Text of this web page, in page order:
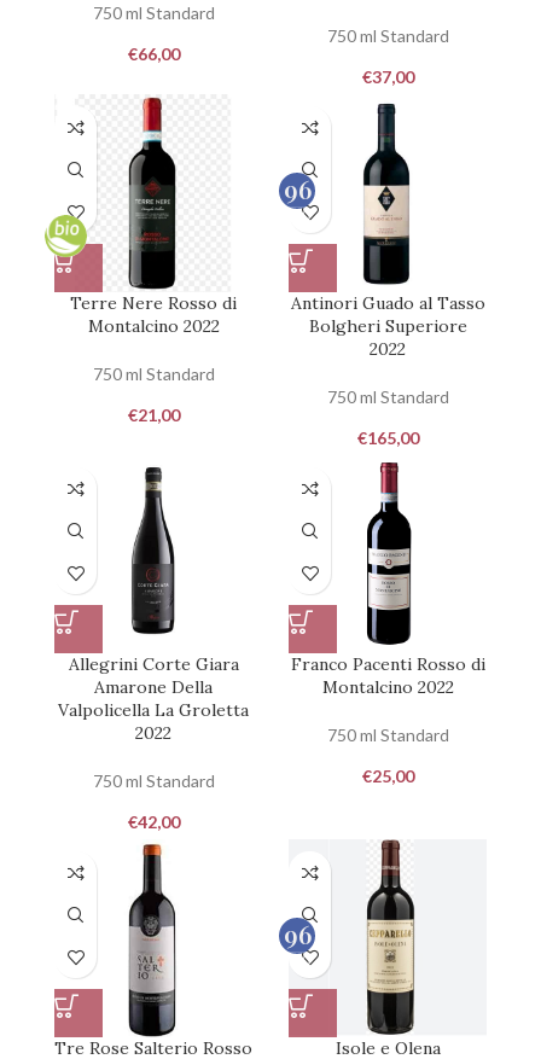
750 ml Standard
€66,00
750 ml Standard
€37,00
Terre Nere Rosso di
Montalcino 2022
750 ml Standard
€21,00
96
100
Antinori Guado al Tasso
Bolgheri Superiore
2022
750 ml Standard
€165,00
Allegrini Corte Giara
Amarone Della
Valpolicella La Groletta
2022
750 ml Standard
€42,00
Franco Pacenti Rosso di
Montalcino 2022
750 ml Standard
€25,00
Tre Rose Salterio Rosso
96
100
Isole e Olena